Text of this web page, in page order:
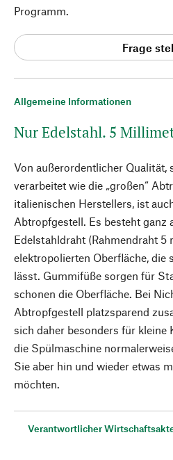
Allgemeine Informationen
Nur Edelstahl. 5
Von außerordentlicher Qualität,
verarbeitet wie die „großen“
italienischen Herstellers, ist
Abtropfgestell. Es besteht ganz
Edelstahldraht (Rahmendraht 5
elektropolierten Oberfläche, die
lässt. Gummifüße sorgen für
schonen die Oberfläche. Bei
Abtropfgestell platzsparend
sich daher besonders für kleine
die Spülmaschine
Sie aber hin und wieder etwas
möchten.
Verantwortlicher
Programm.
Frage